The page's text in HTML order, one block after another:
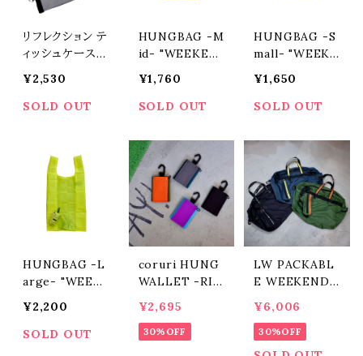
リフレクション テ
ィッシュケース(R
e) "WEEKEND
(ER)/ウィークエ
¥2,530
SOLD OUT
HUNGBAG -M
id- "WEEKEN
エンダー"
¥1,760
SOLD OUT
HUNGBAG -S
mall- "WEEKE
クエンダー"
¥1,650
SOLD OUT
HUNGBAG -L
arge- "WEEK
ークエンダー"
¥2,200
SOLD OUT
coruri HUNG
WALLET -RIP
(ER)/ウィークエ
ンダー"
¥2,695
30%OFF
LW PACKABL
E WEEKENDE
(ER)/ウィークエ
ンダー"
¥6,006
30%OFF